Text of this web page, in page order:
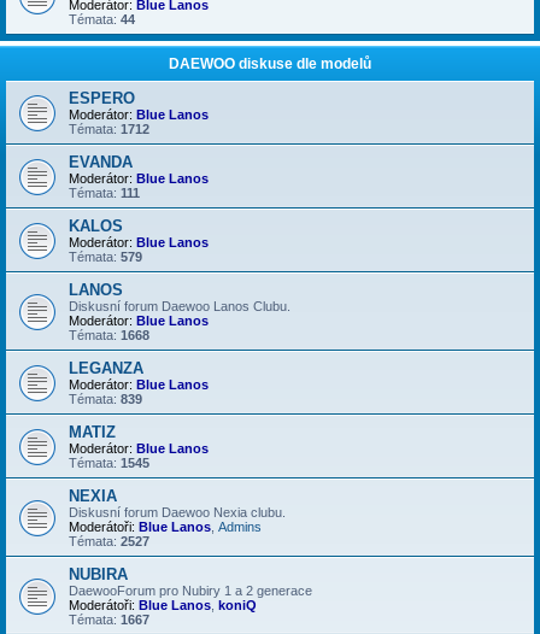
Moderátor: Blue Lanos
Témata: 44
DAEWOO diskuse dle modelů
ESPERO
Moderátor: Blue Lanos
Témata: 1712
EVANDA
Moderátor: Blue Lanos
Témata: 111
KALOS
Moderátor: Blue Lanos
Témata: 579
LANOS
Diskusní forum Daewoo Lanos Clubu.
Moderátor: Blue Lanos
Témata: 1668
LEGANZA
Moderátor: Blue Lanos
Témata: 839
MATIZ
Moderátor: Blue Lanos
Témata: 1545
NEXIA
Diskusní forum Daewoo Nexia clubu.
Moderátoři: Blue Lanos Admins
Témata: 2527
NUBIRA
DaewooForum pro Nubiry 1 a 2 generace
Moderátoři: Blue Lanos koniQ
Témata: 1667